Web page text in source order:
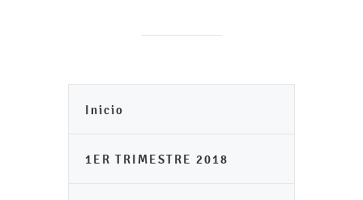
Inicio
1ER TRIMESTRE 2018